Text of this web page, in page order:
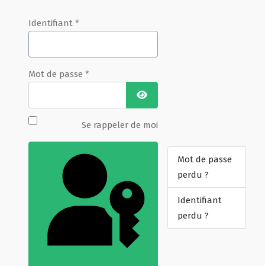
Identifiant *
Mot de passe *
Afficher le mot de passe
Se rappeler de moi
Mot de passe
perdu ?
Identifiant
perdu ?